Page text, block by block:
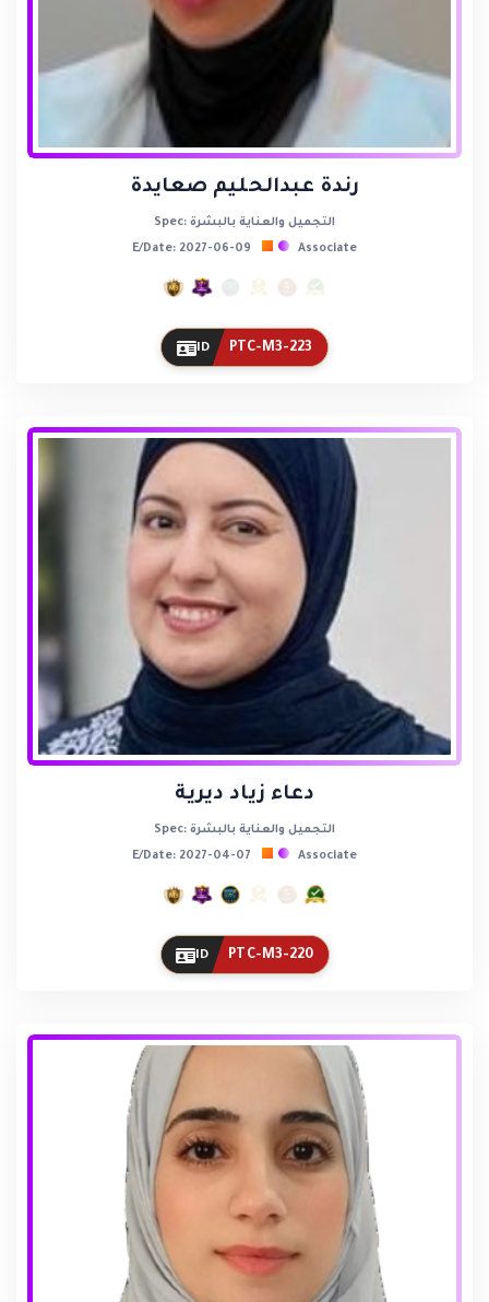
رندة عبدالحليم صعايدة
Spec: التجميل والعناية بالبشرة
E/Date: 2027-06-09
Associate
ID PTC-M3-223
دعاء زياد ديرية
Spec: التجميل والعناية بالبشرة
E/Date: 2027-04-07 Associate
ID PTC-M3-220